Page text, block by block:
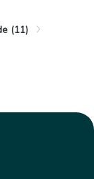
(11)